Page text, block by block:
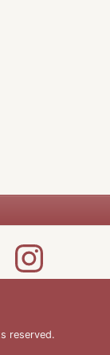
reserved.